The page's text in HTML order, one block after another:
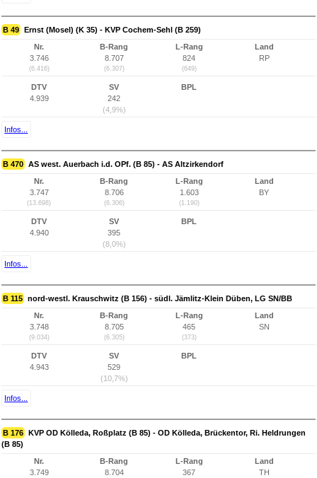
B 49 Ernst (Mosel) (K 35) - KVP Cochem-Sehl (B 259)
Nr.
3.746
(6.416)
B-Rang
8.707
(6.307)
L-Rang
824
(649)
Land
RP
DTV
4.939
SV
242
(4,9%)
BPL
Infos...
B 470 AS west. Auerbach i.d. OPf. (B 85) - AS Altzirkendorf
Nr.
3.747
(13.698)
B-Rang
8.706
(6.306)
L-Rang
1.603
(1.190)
Land
BY
DTV
4.940
SV
395
(8,0%)
BPL
Infos...
B 115 nord-westl. Krauschwitz (B 156) - südl. Jämlitz-Klein Düben, LG SN/BB
Nr.
3.748
(9.034)
B-Rang
8.705
(6.305)
L-Rang
465
(373)
Land
SN
DTV
4.943
SV
529
(10,7%)
BPL
Infos...
B 176 KVP OD Kölleda, Roßplatz (B 85) - OD Kölleda, Brückentor, Ri. Heldrungen
(B 85)
Nr.
3.749
B-Rang
8.704
L-Rang
367
Land
TH